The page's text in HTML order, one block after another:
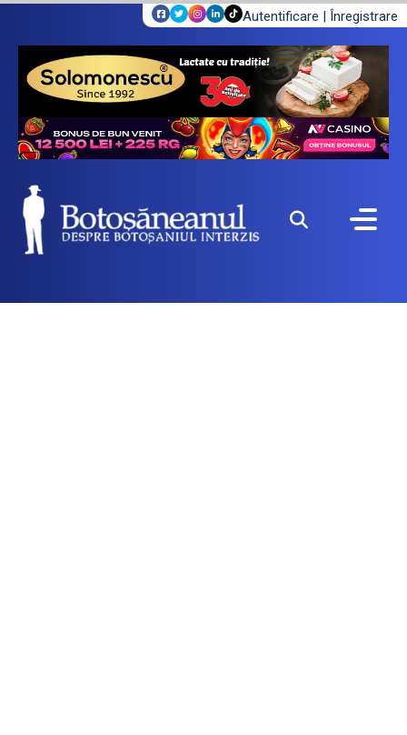
Autentificare | Înregistrare